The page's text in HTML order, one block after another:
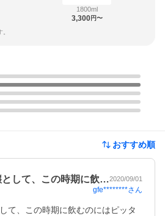
1800ml
3,300円〜
おすすめ順
として、この時期に飲…2020/09/01
gfe********さん
て、この時期に飲むのにはピッタ